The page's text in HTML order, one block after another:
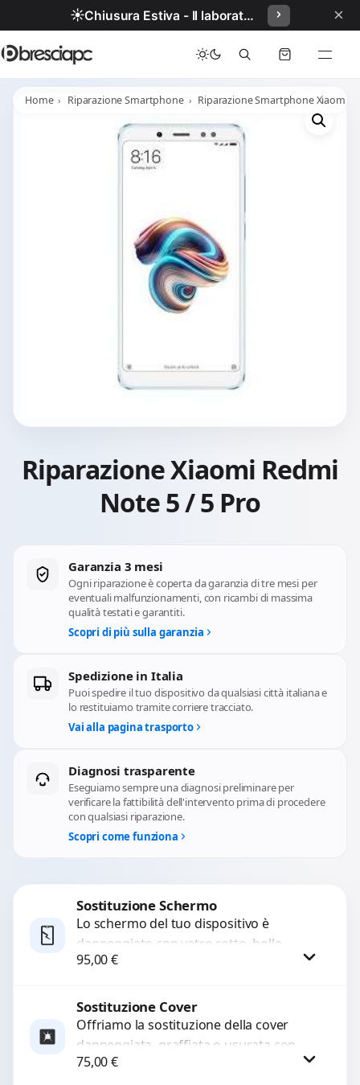
☀️ Chiusura Estiva - Il laboratorio resterà chiuso per ferie dal 29/06/2026 al 05/07/2026 compresi. ×
Home Riparazione Smartphone Riparazione Smartphone Xiaomi
Riparazione Xiaomi Redmi
Note 5 / 5 Pro
Garanzia 3 mesi
Ogni riparazione è coperta da garanzia di tre mesi per
eventuali malfunzionamenti, con ricambi di massima
qualità testati e garantiti.
Scopri di più sulla garanzia
Spedizione in Italia
Puoi spedire il tuo dispositivo da qualsiasi città italiana e
lo restituiamo tramite corriere tracciato.
Vai alla pagina trasporto
Diagnosi trasparente
Eseguiamo sempre una diagnosi preliminare per
verificare la fattibilità dell'intervento prima di procedere
con qualsiasi riparazione.
Scopri come funziona
Sostituzione Schermo
Lo schermo del tuo dispositivo è
danneggiato con vetro rotto, bolle,
macchie, schermo nero o pixel morti?
95,00€
Procedi
Sostituzione Cover
Offriamo la sostituzione della cover
danneggiata, graffiata o usurata con
ricambi di alta qualità e garantiti.
75,00€